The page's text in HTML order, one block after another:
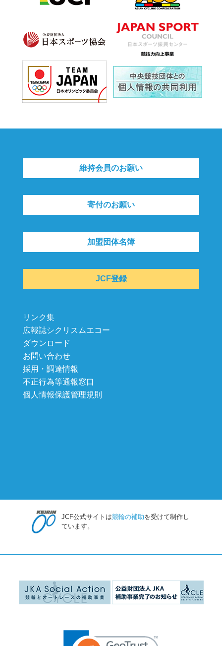
維持会員のお願い
寄付のお願い
加盟団体名簿
JCF登録
リンク集
広報誌シクリスムエコー
ダウンロード
お問い合わせ
採用・調達情報
不正行為等通報窓口
個人情報保護管理規則
JCF公式サイトは競輪の補助を受けて制作し
ています。